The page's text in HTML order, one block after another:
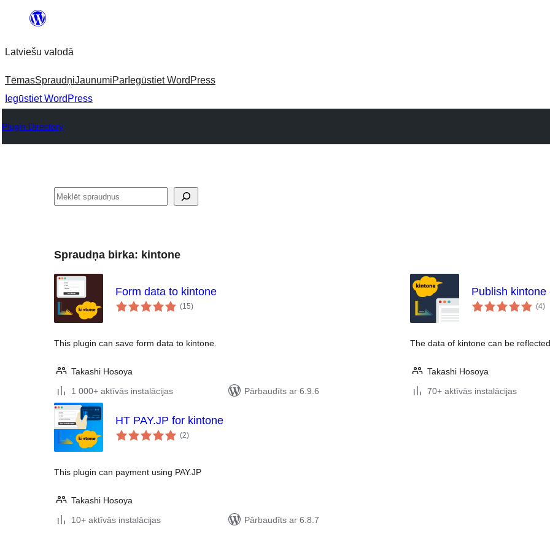
Pāriet
saturu
Latviešu valodā
TēmasSpraudņiJaunumiPar Iegūstiet WordPress
Iegūstiet WordPress
Plugin Directory
Meklēt
Spraudņa birka: kintone
Form data to kintone
(15vērtējumu
kopsumma
)
This plugin can save form data to kintone.
Takashi Hosoya
1 000+ aktīvās instalācijas
Pārbaudīts ar 6.9.6
Publish kintone
(4)
The data of kintone can be
Takashi Hosoya
70+ aktīvās instalācijas
HT PAY.JP for kintone
(2vērtējumu
kopsumma
)
This plugin can payment using PAY.JP
Takashi Hosoya
10+ aktīvās instalācijas
Pārbaudīts ar 6.8.7